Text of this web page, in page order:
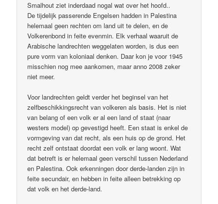
Smalhout ziet inderdaad nogal wat over het hoofd..
De tijdelijk passerende Engelsen hadden in Palestina
helemaal geen rechten om land uit te delen, en de
Volkerenbond in feite evenmin. Elk verhaal waaruit de
Arabische landrechten weggelaten worden, is dus een
pure vorm van koloniaal denken. Daar kon je voor 1945
misschien nog mee aankomen, maar anno 2008 zeker
niet meer.
Voor landrechten geldt verder het beginsel van het
zelfbeschikkingsrecht van volkeren als basis. Het is niet
van belang of een volk er al een land of staat (naar
westers model) op gevestigd heeft. Een staat is enkel de
vormgeving van dat recht, als een huis op de grond. Het
recht zelf ontstaat doordat een volk er lang woont. Wat
dat betreft is er helemaal geen verschil tussen Nederland
en Palestina. Ook erkenningen door derde-landen zijn in
feite secundair, en hebben in feite alleen betrekking op
dat volk en het derde-land.